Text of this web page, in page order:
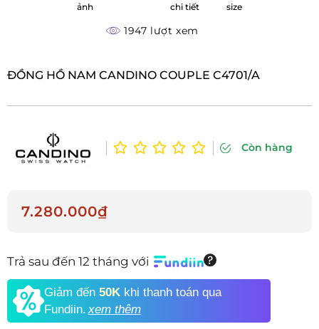
ảnh
chi tiết
size
1947 lượt xem
ĐỒNG HỒ NAM CANDINO COUPLE C4701/A
Còn hàng
7.280.000₫
Trả sau đến 12 tháng với
Giảm đến 50K khi thanh toán qua
Fundiin.xem thêm